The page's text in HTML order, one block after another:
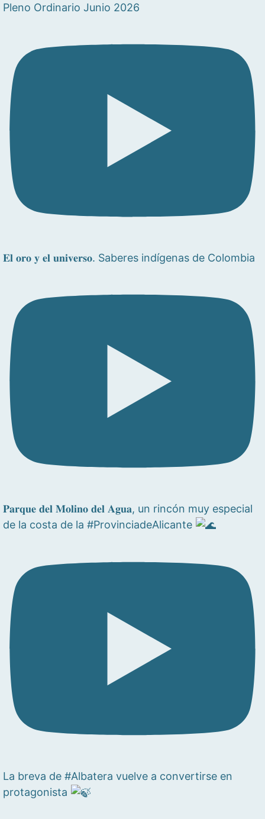
Pleno Ordinario Junio 2026
𝐄𝐥 𝐨𝐫𝐨 𝐲 𝐞𝐥 𝐮𝐧𝐢𝐯𝐞𝐫𝐬𝐨. Saberes indígenas de Colombia
𝐏𝐚𝐫𝐪𝐮𝐞 𝐝𝐞𝐥 𝐌𝐨𝐥𝐢𝐧𝐨 𝐝𝐞𝐥 𝐀𝐠𝐮𝐚, un rincón muy especial
de la costa de la #ProvinciadeAlicante
La breva de #Albatera vuelve a convertirse en
protagonista